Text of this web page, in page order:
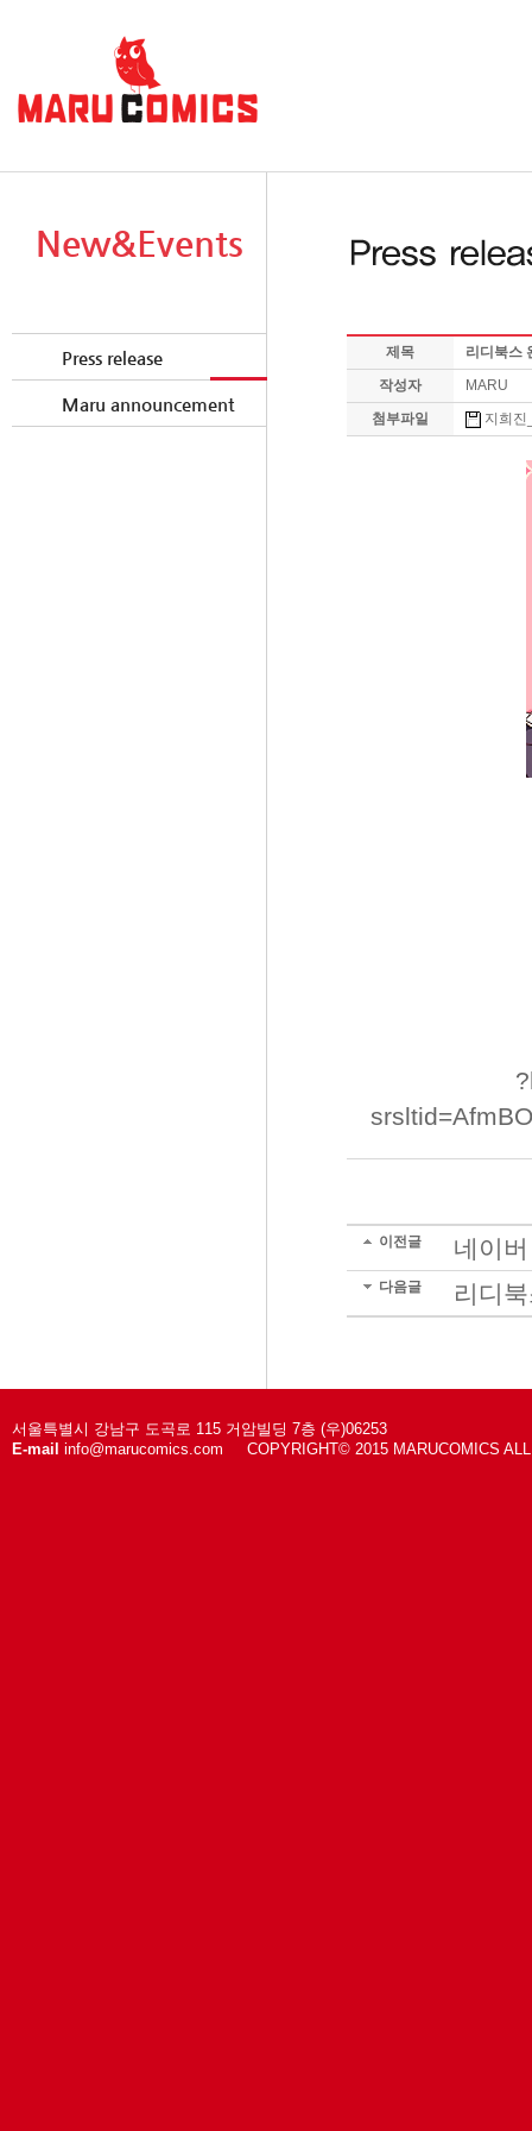
New&Events
Press release
Maru announcement
제목
리디북스
작성자
MARU
첨부파일
지희진
?
이전글 네이
다음글 리디
서울특별시 강남구 도곡로 115 거암빌딩 7층 (우)06253
E-mail info@marucomics.com COPYRIGHT© 2015 MARUCOMICS